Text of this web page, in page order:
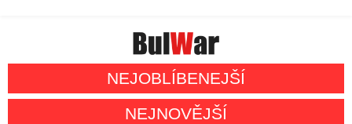
NEJOBLÍBENEJŠÍ
NEJNOVĚJŠÍ